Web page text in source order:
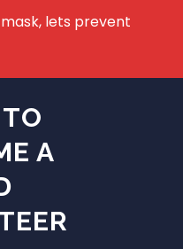
A
lets prevent